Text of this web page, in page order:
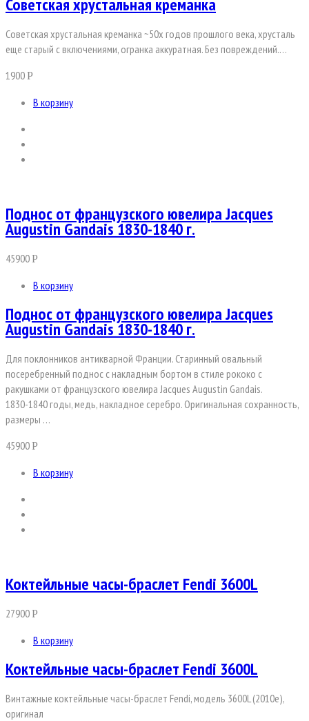
Советская хрустальная креманка
Советская хрустальная креманка ~50х годов прошлого века, хрусталь
еще старый с включениями, огранка аккуратная. Без повреждений.…
1900Р
В корзину
Поднос от французского ювелира Jacques
Augustin Gandais 1830-1840 г.
45900Р
В корзину
Поднос от французского ювелира Jacques
Augustin Gandais 1830-1840 г.
Для поклонников антикварной Франции. Старинный овальный
посеребренный поднос с накладным бортом в стиле рококо с
ракушками от французского ювелира Jacques Augustin Gandais.
1830-1840 годы, медь, накладное серебро. Оригинальная сохранность,
размеры …
45900Р
В корзину
Коктейльные часы-браслет Fendi 3600L
27900Р
В корзину
Коктейльные часы-браслет Fendi 3600L
Винтажные коктейльные часы-браслет Fendi, модель 3600L (2010е),
оригинал